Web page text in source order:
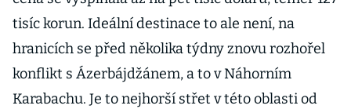
tisíc korun. Ideální destinace to ale není, na
hranicích se před několika týdny znovu rozhořel
konflikt s Ázerbájdžánem, a to v Náhorním
Karabachu. Je to nejhorší střet v této oblasti od